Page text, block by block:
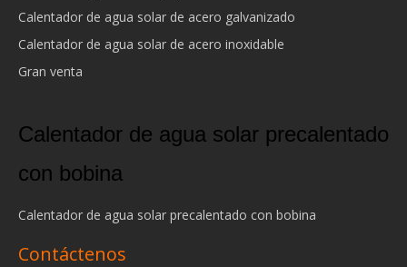
Calentador de agua solar de acero galvanizado
Calentador de agua solar de acero inoxidable
Gran venta
Calentador de agua solar precalentado
con bobina
Calentador de agua solar precalentado con bobina
Contáctenos